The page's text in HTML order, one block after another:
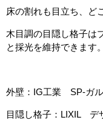
床の割れも目立ち、ど
木目調の目隠し格子は
と採光を維持できます。
外壁：IG工業 SP-ガ
目隠し格子：LIXIL デ